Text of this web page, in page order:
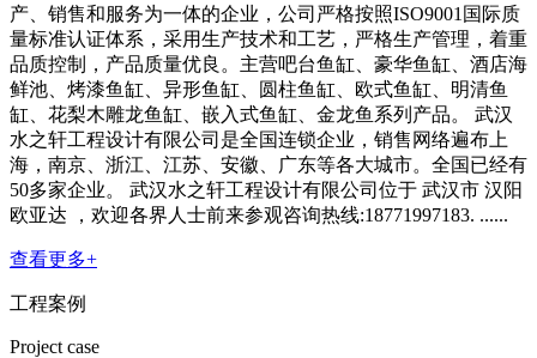
产、销售和服务为一体的企业，公司严格按照ISO9001国际质
量标准认证体系，采用生产技术和工艺，严格生产管理，着重
品质控制，产品质量优良。主营吧台鱼缸、豪华鱼缸、酒店海
鲜池、烤漆鱼缸、异形鱼缸、圆柱鱼缸、欧式鱼缸、明清鱼
缸、花梨木雕龙鱼缸、嵌入式鱼缸、金龙鱼系列产品。 武汉
水之轩工程设计有限公司是全国连锁企业，销售网络遍布上
海，南京、浙江、江苏、安徽、广东等各大城市。全国已经有
50多家企业。 武汉水之轩工程设计有限公司位于 武汉市 汉阳
欧亚达 ，欢迎各界人士前来参观咨询热线:18771997183. ......
查看更多+
工程案例
Project case